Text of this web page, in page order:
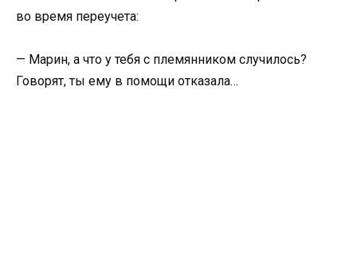
во время переучета:
— Марин, а что у тебя с племянником случилось?
Говорят, ты ему в помощи отказала…